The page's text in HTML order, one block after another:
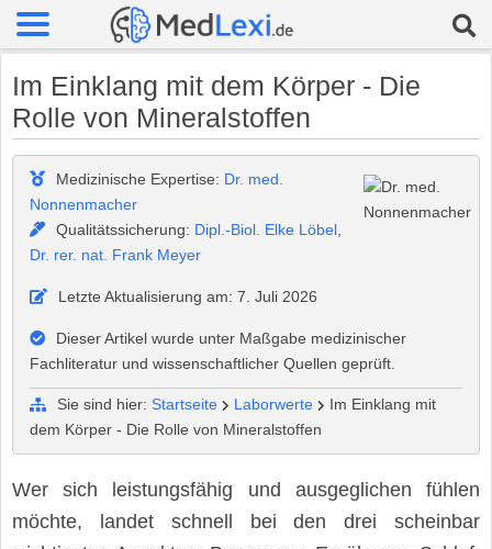
Im Einklang mit dem Körper - Die
Rolle von Mineralstoffen
Medizinische Expertise: Dr. med.
Nonnenmacher
Qualitätssicherung: Dipl.-Biol. Elke Löbel,
Dr. rer. nat. Frank Meyer
Letzte Aktualisierung am: 7. Juli 2026
Dieser Artikel wurde unter Maßgabe medizinischer
Fachliteratur und wissenschaftlicher Quellen geprüft.
Sie sind hier: Startseite Laborwerte
Im Einklang mit
dem Körper - Die Rolle von Mineralstoffen
Wer sich leistungsfähig und ausgeglichen fühlen
möchte, landet schnell bei den drei scheinbar